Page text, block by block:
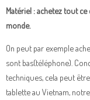
Matériel : achetez tout
monde.
On peut par exemple
sont bas(téléphone).
techniques, cela peut
tablette au Vietnam,